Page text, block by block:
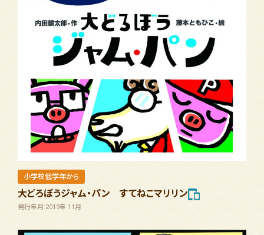
小学校低学年から
大どろぼうジャム・パン すてねこマリリン
発行年月:2019年 11月